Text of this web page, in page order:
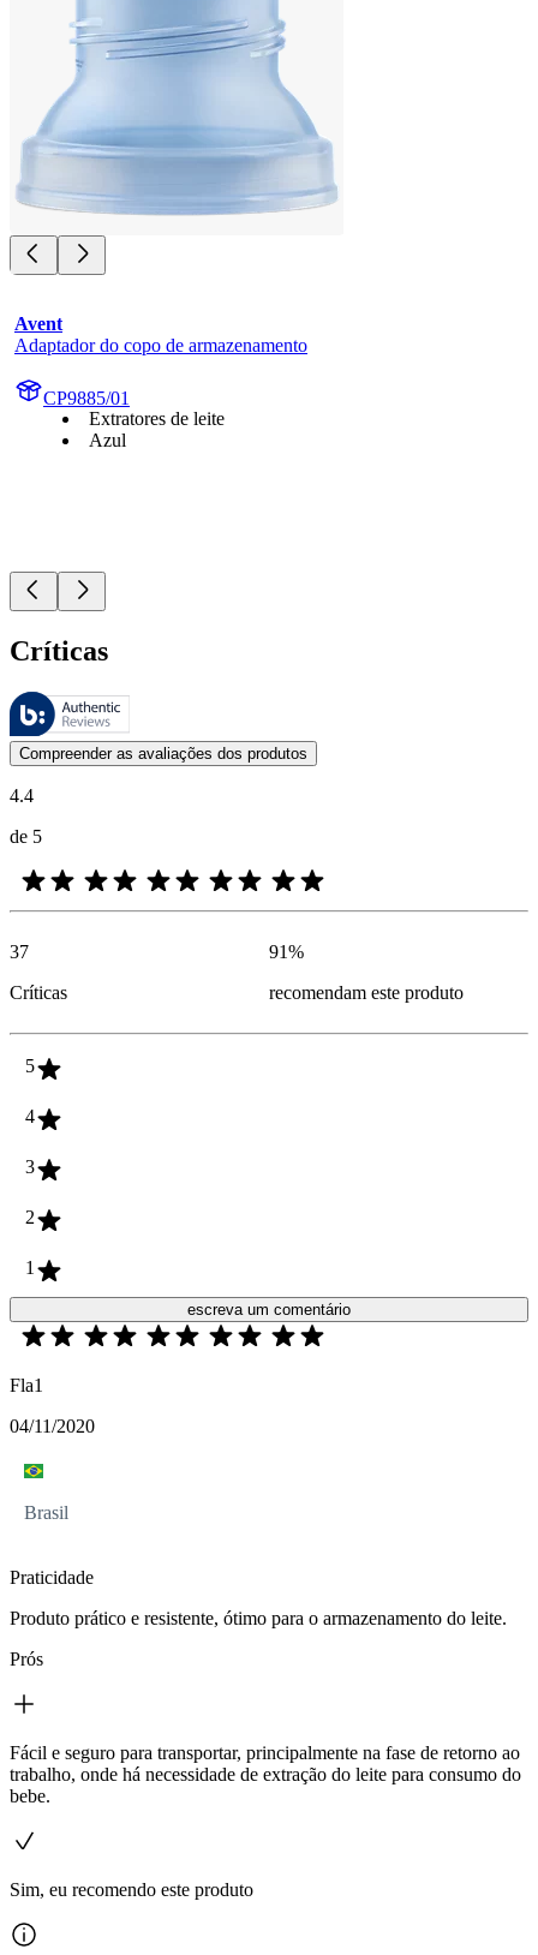
Avent
Adaptador do copo de armazenamento
CP9885/01
Extratores de leite
Azul
Críticas
Essas avaliações são gerenciadas pelo Bazaarvoice e estão em
As opiniões dos clientes na forma de classificação do produto com
Compreender as avaliações dos produtos
4.4
de 5
37
Críticas
91%
recomendam este produto
5
4
3
2
1
escreva um comentário
Fla1
04/11/2020
Brasil
Praticidade
Produto prático e resistente, ótimo para o armazenamento do leite.
Prós
Fácil e seguro para transportar, principalmente na fase de retorno ao
trabalho, onde há necessidade de extração do leite para consumo do
bebe.
Sim, eu recomendo este produto